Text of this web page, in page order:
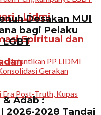
: Lidmi
Spiritual dan
Desakan MUI
bagi Pelaku
& Adab :
2026-2028 Tandai